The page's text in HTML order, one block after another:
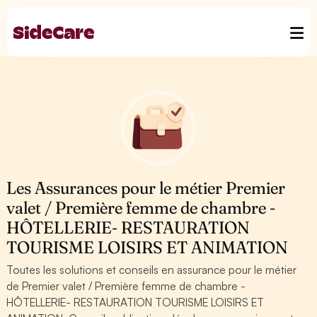
Les Assurances pour le métier Premier
valet / Première femme de chambre -
HÔTELLERIE- RESTAURATION
TOURISME LOISIRS ET ANIMATION
Toutes les solutions et conseils en assurance pour le métier
de Premier valet / Première femme de chambre -
HÔTELLERIE- RESTAURATION TOURISME LOISIRS ET